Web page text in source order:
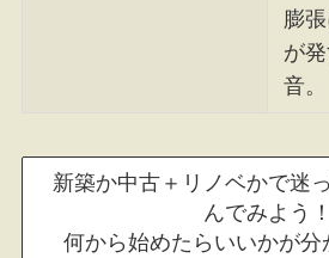
膨
が
音。
新築か中古＋リノベかで迷
んでみよう！
何から始めたらいいかが分